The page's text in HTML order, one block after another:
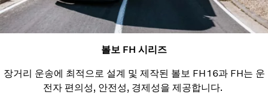
볼보 FH 시리즈
장거리 운송에 최적으로 설계 및 제작된 볼보 FH16과 FH는 운
전자 편의성, 안전성, 경제성을 제공합니다.